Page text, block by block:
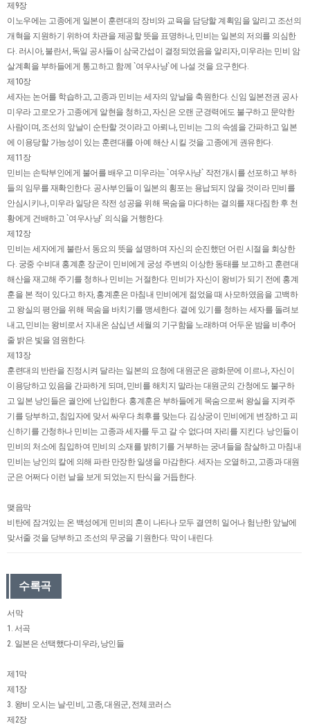
제9장
이노우에는 고종에게 일본이 훈련대의 장비와 교육을 담당할 계획임을 알리고 조선의
개혁을 지원하기 위하여 차관을 제공할 뜻을 표명하나, 민비는 일본의 저의를 의심한
다. 러시아, 불란서, 독일 공사들이 삼국간섭이 결정되었음을 알리자, 미우라는 민비 암
살계획을 부하들에게 통고하고 함께 `여우사냥`에 나설 것을 요구한다.
제10장
세자는 논어를 학습하고, 고종과 민비는 세자의 앞날을 축원한다. 신임 일본전권 공사
미우라 고로오가 고종에게 알현을 청하고, 자신은 오랜 군경력에도 불구하고 문약한
사람이며, 조선의 앞날이 순탄할 것이라고 아뢰나, 민비는 그의 속셈을 간파하고 일본
에 이용당할 가능성이 있는 훈련대를 아예 해산 시킬 것을 고종에게 권유한다.
제11장
민비는 손탁부인에게 불어를 배우고 미우라는 `여우사냥` 작전개시를 선포하고 부하
들의 임무를 재확인한다. 공사부인들이 일본의 횡포는 용납되지 않을 것이라 민비를
안심시키나, 미우라 일당은 작전 성공을 위해 목숨을 마다하는 결의를 재다짐한 후 천
황에게 건배하고 `여우사냥` 의식을 거행한다.
제12장
민비는 세자에게 불란서 동요의 뜻을 설명하며 자신의 순진했던 어린 시절을 회상한
다. 궁중 수비대 홍계훈 장군이 민비에게 궁성 주변의 이상한 동태를 보고하고 훈련대
해산을 재고해 주기를 청하나 민비는 거절한다. 민비가 자신이 왕비가 되기 전에 홍계
훈을 본 적이 있다고 하자, 홍계훈은 마침내 민비에게 젊었을 때 사모하였음을 고백하
고 왕실의 평안을 위해 목숨을 바치기를 맹세한다. 곁에 있기를 청하는 세자를 돌려보
내고, 민비는 왕비로서 지내온 삼십년 세월의 기구함을 노래하며 어두운 밤을 비추어
줄 밝은 빛을 염원한다.
제13장
훈련대의 반란을 진정시켜 달라는 일본의 요청에 대원군은 광화문에 이르나, 자신이
이용당하고 있음을 간파하게 되며, 민비를 해치지 말라는 대원군의 간청에도 불구하
고 일본 낭인들은 궐안에 난입한다. 홍계훈은 부하들에게 목숨으로써 왕실을 지켜주
기를 당부하고, 침입자에 맞서 싸우다 최후를 맞는다. 김상궁이 민비에게 변장하고 피
신하기를 간청하나 민비는 고종과 세자를 두고 갈 수 없다며 자리를 지킨다. 낭인들이
민비의 처소에 침입하여 민비의 소재를 밝히기를 거부하는 궁녀들을 참살하고 마침내
민비는 낭인의 칼에 의해 파란 만장한 일생을 마감한다. 세자는 오열하고, 고종과 대원
군은 어쩌다 이런 날을 보게 되었는지 탄식을 거듭한다.
맺음막
비탄에 잠겨있는 온 백성에게 민비의 혼이 나타나 모두 결연히 일어나 험난한 앞날에
맞서줄 것을 당부하고 조선의 무궁을 기원한다. 막이 내린다.
수록곡
서막
1. 서곡
2. 일본은 선택했다-미우라, 낭인들
제1막
제1장
3. 왕비 오시는 날-민비, 고종, 대원군, 전체코러스
제2장